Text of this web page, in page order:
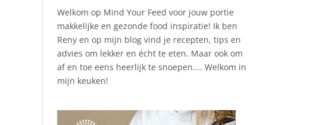
Welkom op Mind Your Feed voor jouw portie
makkelijke en gezonde food inspiratie! Ik ben
Reny en op mijn blog vind je recepten, tips en
advies om lekker en écht te eten. Maar ook om
af en toe eens heerlijk te snoepen.... Welkom in
mijn keuken!